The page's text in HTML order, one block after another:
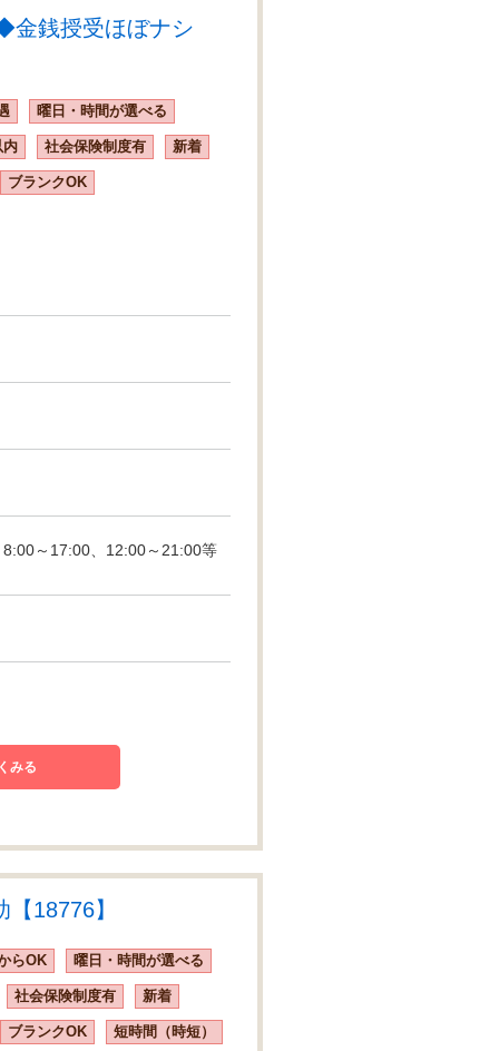
金銭授受ほぼナシ
曜日・時間が選べる
内 社会保険制度有 新着
ブランクOK
～17:00、12:00～21:00等
みる
18776】
らOK 曜日・時間が選べる
社会保険制度有 新着
ブランクOK 短時間（時短）